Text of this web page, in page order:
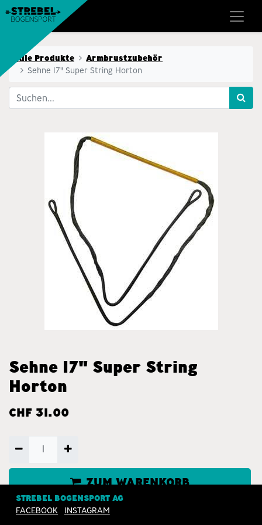
Alle Produkte
Armbrustzubehör
Sehne 17" Super String Horton
Sehne 17" Super String
Horton
CHF 31.00
ZUM WARENKORB
HINZUFÜGEN
STREBEL BOGENSPORT AG
FACEBOOK
INSTAGRAM